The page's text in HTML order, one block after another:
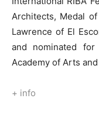
Architects, Medal
Lawrence of El
and nominated
Academy of Arts
+ info